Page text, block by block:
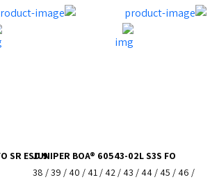
JUNIPER BOA® 60543-02L S3S FO
38 /39 / 40 / 41 / 42 / 43 / 44 / 45 / 46 /
SR ESD 9